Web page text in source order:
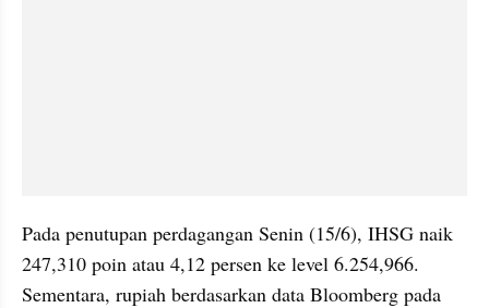
Pada penutupan perdagangan Senin (15/6), IHSG naik
247,310 poin atau 4,12 persen ke level 6.254,966.
Sementara, rupiah berdasarkan data Bloomberg pada